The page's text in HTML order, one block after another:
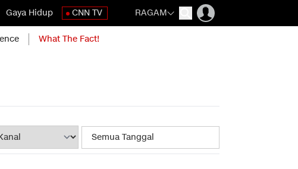
Gaya Hidup CNN TV RAGAM
What The Fact!